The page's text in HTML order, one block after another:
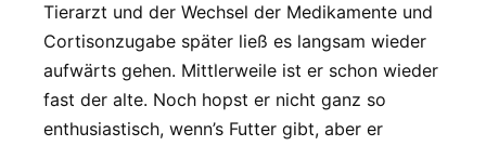
Tierarzt und der Wechsel der Medikamente und
Cortisonzugabe später ließ es langsam wieder
aufwärts gehen. Mittlerweile ist er schon wieder
fast der alte. Noch hopst er nicht ganz so
enthusiastisch, wenn’s Futter gibt, aber er